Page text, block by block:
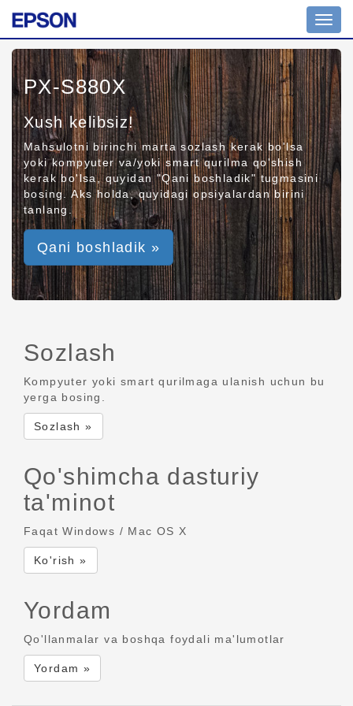
PX-S880X
Xush kelibsiz!
Mahsulotni birinchi marta sozlash kerak bo'lsa
yoki kompyuter va/yoki smart qurilma qo'shish
kerak bo'lsa, quyidan "Qani boshladik" tugmasini
bosing. Aks holda, quyidagi opsiyalardan birini
tanlang.
Qani boshladik »
Sozlash
Kompyuter yoki smart qurilmaga ulanish uchun bu
yerga bosing.
Sozlash »
Qo'shimcha dasturiy
ta'minot
Faqat Windows / Mac OS X
Ko'rish »
Yordam
Qo'llanmalar va boshqa foydali ma'lumotlar
Yordam »